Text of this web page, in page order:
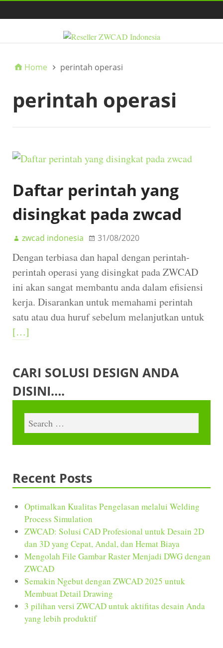
Home perintah operasi
perintah operasi
Daftar perintah yang
disingkat pada zwcad
zwcad indonesia 31/08/2020
Dengan terbiasa dan hapal dengan perintah-
perintah operasi yang disingkat pada ZWCAD
ini akan sangat membantu anda dalam efisiensi
kerja. Disarankan untuk memahami perintah
satu atau dua huruf sebelum melanjutkan untuk
[…]
CARI SOLUSI DESIGN ANDA
DISINI….
Recent Posts
Optimalkan Kualitas Pengelasan melalui Welding
Process Simulation
ZWCAD: Solusi CAD Profesional untuk Desain 2D
dan 3D yang Cepat, Andal, dan Hemat Biaya
Mengolah File Gambar Raster Menjadi DWG dengan
ZWCAD
Semakin Ngebut dengan ZWCAD 2025 untuk
Membuat Detail Drawing
3 pilihan versi ZWCAD untuk aktifitas desain Anda
yang lebih produktif